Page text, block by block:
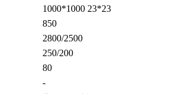
1000*1000 23*23
850
2800/2500
250/200
80
-